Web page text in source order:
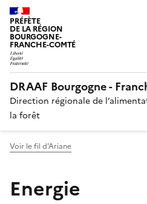
PRÉFÈTE
DE LA RÉGION
BOURGOGNE-
FRANCHE-COMTÉ
DRAAF Bourgogne -
Direction régionale de
la forêt
Voir le fil d'Ariane
Energie